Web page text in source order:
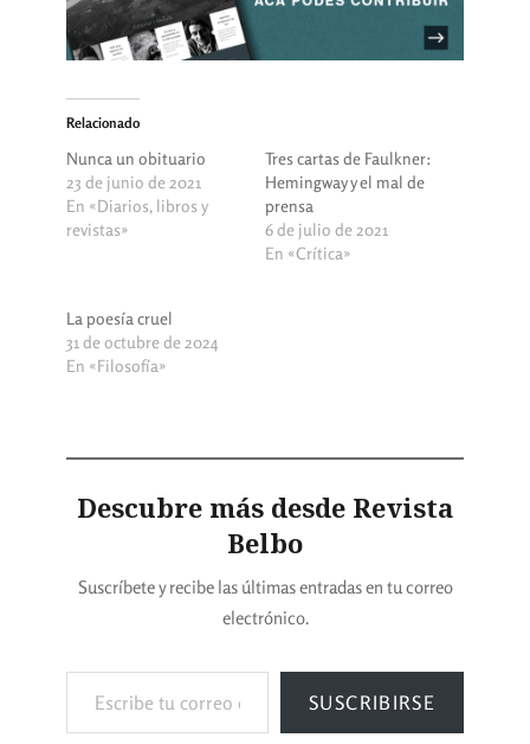
Relacionado
Nunca un obituario
23 de junio de 2021
En «Diarios, libros y
revistas»
Tres cartas de Faulkner:
Hemingway y el mal de
prensa
6 de julio de 2021
En «Crítica»
La poesía cruel
31 de octubre de 2024
En «Filosofía»
Descubre más desde Revista
Belbo
Suscríbete y recibe las últimas entradas en tu correo
electrónico.
SUSCRIBIRSE